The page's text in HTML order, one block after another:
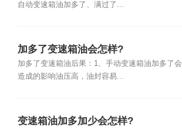
自动变速箱油加多了、满过了...
加多了变速箱油会怎样?
加多了变速箱油后果：1、手动变速箱油加多了会
造成的影响油压高，油封容易...
变速箱油加多加少会怎样?